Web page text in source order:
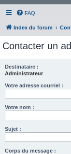
FAQ
Index du forum
Contacter un
Destinataire :
Administrateur
Votre adresse courriel :
Votre nom :
Sujet :
Corps du message :